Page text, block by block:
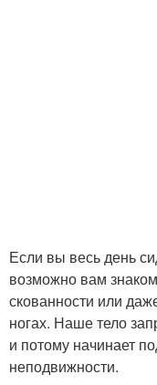
Если вы весь день
возможно вам
скованности или
ногах. Наше тело
и потому начинает
неподвижности.